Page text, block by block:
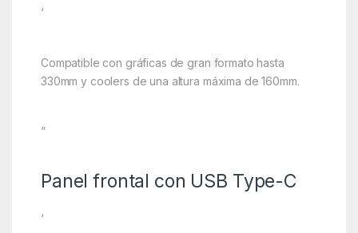
‘
Compatible con gráficas de gran formato hasta
330mm y coolers de una altura máxima de 160mm.
”
Panel frontal con USB Type-C
‘